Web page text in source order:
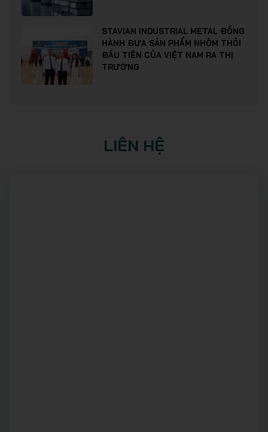
STAVIAN INDUSTRIAL METAL ĐỒNG
HÀNH ĐƯA SẢN PHẨM NHÔM THỎI
ĐẦU TIÊN CỦA VIỆT NAM RA THỊ
TRƯỜNG
LIÊN HỆ